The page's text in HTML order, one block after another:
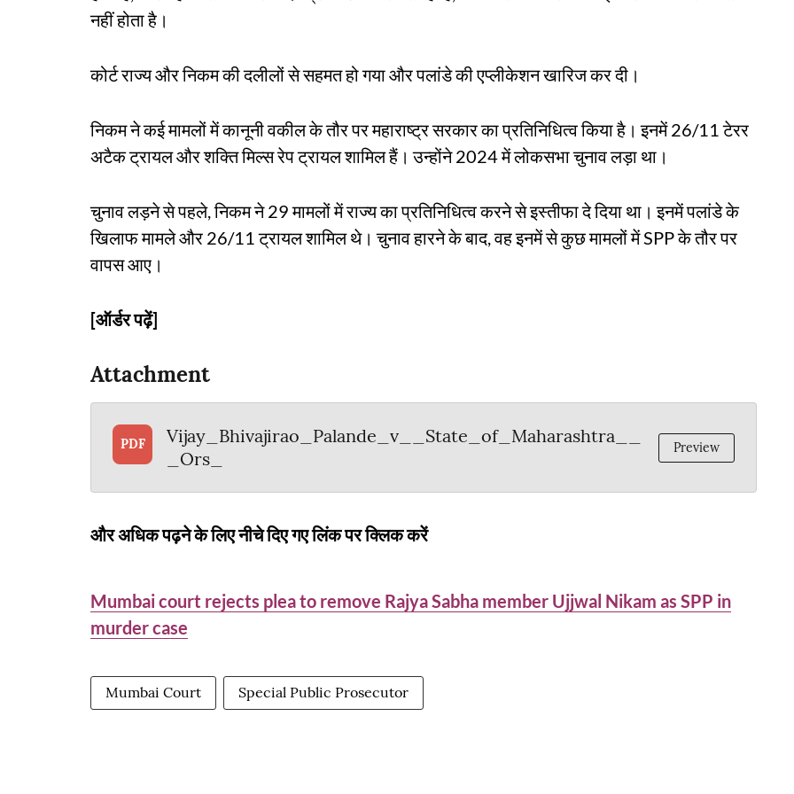
नहीं होता है।
कोर्ट राज्य और निकम की दलीलों से सहमत हो गया और पलांडे की एप्लीकेशन खारिज कर दी।
निकम ने कई मामलों में कानूनी वकील के तौर पर महाराष्ट्र सरकार का प्रतिनिधित्व किया है। इनमें 26/11 टेरर
अटैक ट्रायल और शक्ति मिल्स रेप ट्रायल शामिल हैं। उन्होंने 2024 में लोकसभा चुनाव लड़ा था।
चुनाव लड़ने से पहले, निकम ने 29 मामलों में राज्य का प्रतिनिधित्व करने से इस्तीफा दे दिया था। इनमें पलांडे के
खिलाफ मामले और 26/11 ट्रायल शामिल थे। चुनाव हारने के बाद, वह इनमें से कुछ मामलों में SPP के तौर पर
वापस आए।
[ऑर्डर पढ़ें]
Attachment
PDF
Vijay_Bhivajirao_Palande_v__State_of_Maharashtra__
_Ors_
Preview
और अधिक पढ़ने के लिए नीचे दिए गए लिंक पर क्लिक करें
Mumbai court rejects plea to remove Rajya Sabha member Ujjwal Nikam as SPP in
murder case
Mumbai Court Special Public Prosecutor